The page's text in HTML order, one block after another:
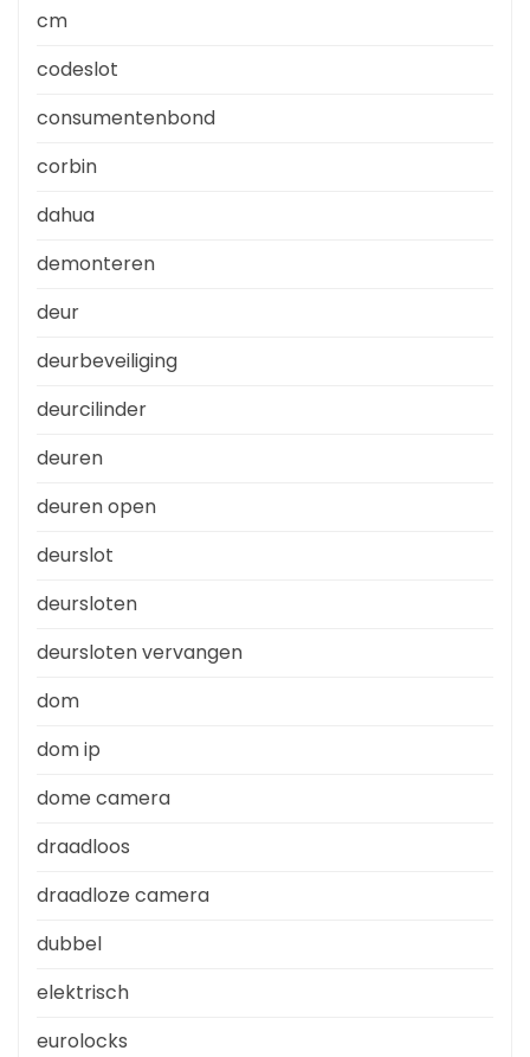
cm
codeslot
consumentenbond
corbin
dahua
demonteren
deur
deurbeveiliging
deurcilinder
deuren
deuren open
deurslot
deursloten
deursloten vervangen
dom
dom ip
dome camera
draadloos
draadloze camera
dubbel
elektrisch
eurolocks